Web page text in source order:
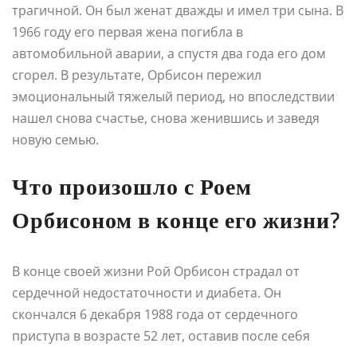
трагичной. Он был женат дважды и имел три сына. В
1966 году его первая жена погибла в
автомобильной аварии, а спустя два года его дом
сгорел. В результате, Орбисон пережил
эмоциональный тяжелый период, но впоследствии
нашел снова счастье, снова женившись и заведя
новую семью.
Что произошло с Роем
Орбисоном в конце его жизни?
В конце своей жизни Рой Орбисон страдал от
сердечной недостаточности и диабета. Он
скончался 6 декабря 1988 года от сердечного
приступа в возрасте 52 лет, оставив после себя